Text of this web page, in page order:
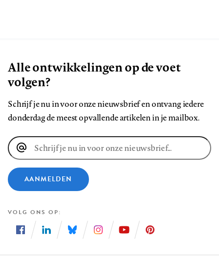
Alle ontwikkelingen op de voet
volgen?
Schrijf je nu in voor onze nieuwsbrief en ontvang iedere
donderdag de meest opvallende artikelen in je mailbox.
E-
mailadres
AANMELDEN
VOLG ONS OP
ons
ons
ons
ons
ons
ons